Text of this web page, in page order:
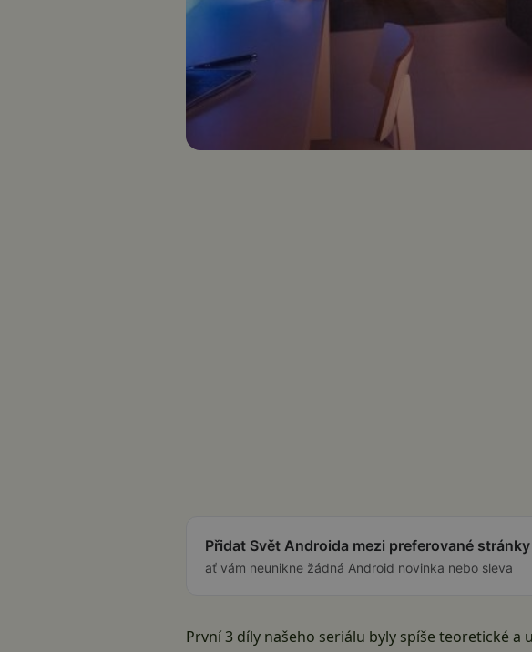
Přidat Svět Androida mezi preferované
ať vám neunikne žádná Android novinka nebo sleva
První 3 díly našeho seriálu byly spíše teoretické